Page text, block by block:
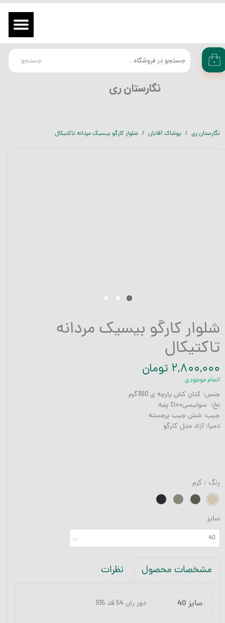
​نگارستان ری
جستجو ۰
تغییر گذر واژه
سفارشات
خروج از حساب کاربری
نگارستان ری پوشاک آقایان شلوار کارگو بیسیک مردانه تاکتیکال
شلوار کارگو بیسیک مردانه
تاکتیکال
۲,۸۰۰,۰۰۰ تومان
اتمام موجودی
جنس: کتان کش پارچه ی 360گرم
نخ: سوئیسی۱۰۰٪ پنبه
جیب: شش جیب برجسته
دمپا: آزاد مدل کارگو
رنگ : کرم
سایز
40
مشخصات محصول نظرات
سایز 40 دور ران 54 قد 105